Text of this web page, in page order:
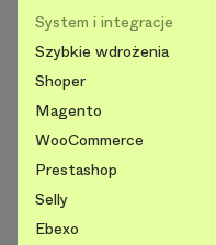
System i integracje
Szybkie wdrożenia
Shoper
Magento
WooCommerce
Prestashop
Selly
Ebexo